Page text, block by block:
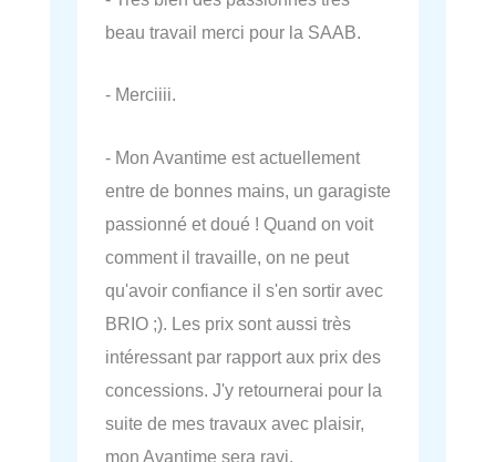
beau travail merci pour la SAAB.
- Merciiii.
- Mon Avantime est actuellement
entre de bonnes mains, un garagiste
passionné et doué ! Quand on voit
comment il travaille, on ne peut
qu'avoir confiance il s'en sortir avec
BRIO ;). Les prix sont aussi très
intéressant par rapport aux prix des
concessions. J'y retournerai pour la
suite de mes travaux avec plaisir,
mon Avantime sera ravi.